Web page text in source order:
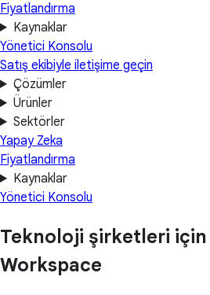
Fiyatlandırma
Kaynaklar
Yönetici Konsolu
Satış ekibiyle iletişime geçin
Çözümler
Ürünler
Sektörler
Yapay Zeka
Fiyatlandırma
Kaynaklar
Yönetici Konsolu
Teknoloji şirketleri
Workspace